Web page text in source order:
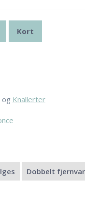
Kort
og Knallerter
Dobbelt